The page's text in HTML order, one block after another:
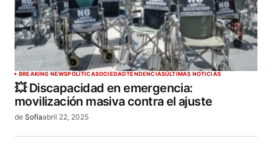
BREAKING NEWSPOLÍTICASOCIEDADTENDENCIASÚLTIMAS NOTICIAS
💥 Discapacidad en emergencia:
movilización masiva contra el ajuste
de Sofíaabril 22, 2025